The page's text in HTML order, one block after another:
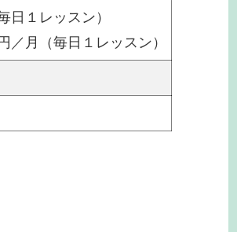
日１レッスン）
／月（毎日１レッスン）